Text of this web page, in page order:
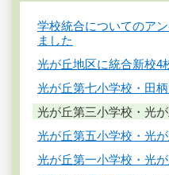
学校統合についてのア
ました
光が丘地区に統合新校4
光が丘第七小学校・田
光が丘第三小学校・光
光が丘第五小学校・光
光が丘第一小学校・光